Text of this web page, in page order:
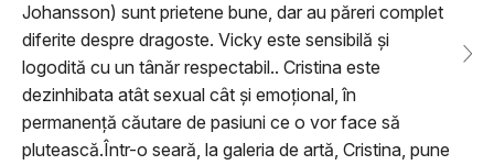
Johansson) sunt prietene bune, dar au păreri complet
diferite despre dragoste. Vicky este sensibilă și
logodită cu un tânăr respectabil.. Cristina este
dezinhibata atât sexual cât și emoțional, în
permanență căutare de pasiuni ce o vor face să
plutească.Într-o seară, la galeria de artă, Cristina, pune